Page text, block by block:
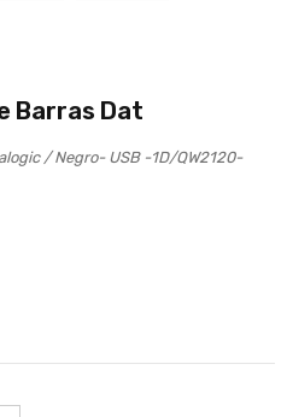
Barras Dat
/ Negro- USB -1D/QW2120-